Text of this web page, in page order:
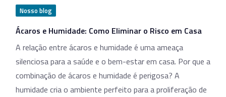
Nosso blog
Ácaros e Humidade: Como Eliminar o Risco em Casa
A relação entre ácaros e humidade é uma ameaça
silenciosa para a saúde e o bem-estar em casa. Por que a
combinação de ácaros e humidade é perigosa? A
humidade cria o ambiente perfeito para a proliferação de